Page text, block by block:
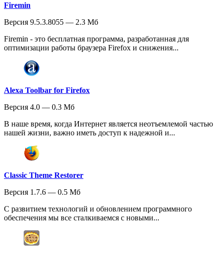
Firemin
Версия 9.5.3.8055 — 2.3 Мб
Firemin - это бесплатная программа, разработанная для
оптимизации работы браузера Firefox и снижения...
Alexa Toolbar for Firefox
Версия 4.0 — 0.3 Мб
В наше время, когда Интернет является неотъемлемой частью
нашей жизни, важно иметь доступ к надежной и...
Classic Theme Restorer
Версия 1.7.6 — 0.5 Мб
С развитием технологий и обновлением программного
обеспечения мы все сталкиваемся с новыми...